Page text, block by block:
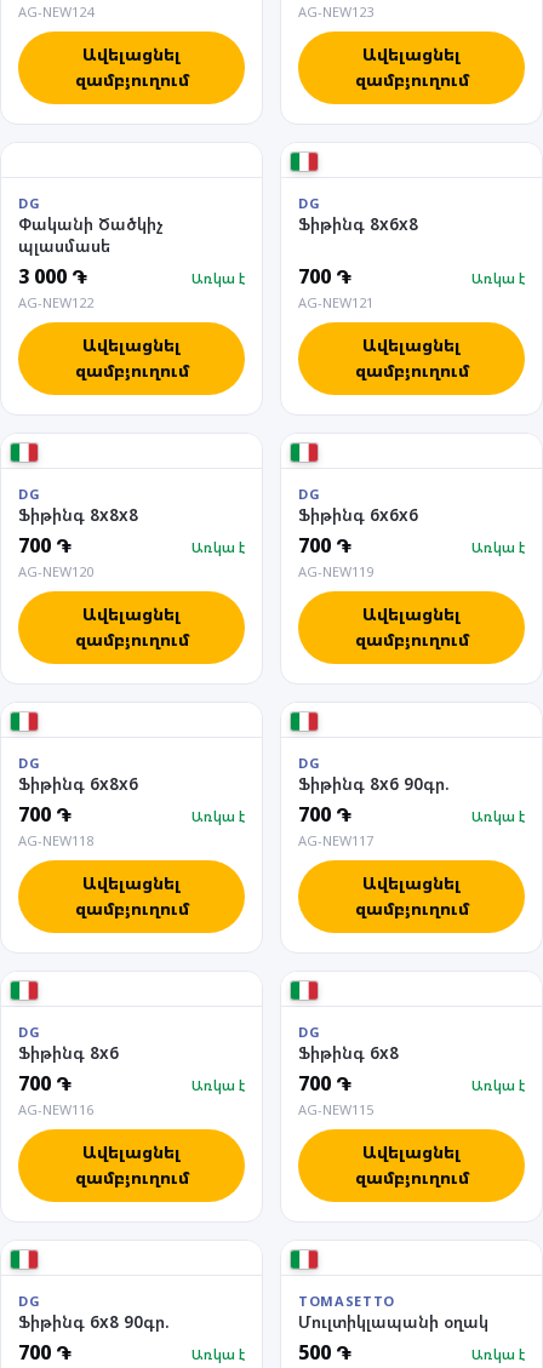
AG-NEW124
Ավելացնել
զամբյուղում
AG-NEW123
Ավելացնել
զամբյուղում
DG
Փականի Ծածկիչ
պլասմասե
3 000 ֏
Առկա է
AG-NEW122
Ավելացնել
զամբյուղում
DG
Ֆիթինգ 8x6x8
700 ֏
Առկա է
AG-NEW121
Ավելացնել
զամբյուղում
DG
Ֆիթինգ 8x8x8
700 ֏
Առկա է
AG-NEW120
Ավելացնել
զամբյուղում
DG
Ֆիթինգ 6x6x6
700 ֏
Առկա է
AG-NEW119
Ավելացնել
զամբյուղում
DG
Ֆիթինգ 6x8x6
700 ֏
Առկա է
AG-NEW118
Ավելացնել
զամբյուղում
DG
Ֆիթինգ 8x6 90գր.
700 ֏
Առկա է
AG-NEW117
Ավելացնել
զամբյուղում
DG
Ֆիթինգ 8x6
700 ֏
Առկա է
AG-NEW116
Ավելացնել
զամբյուղում
DG
Ֆիթինգ 6x8
700 ֏
Առկա է
AG-NEW115
Ավելացնել
զամբյուղում
DG
Ֆիթինգ 6x8 90գր.
700 ֏
Առկա է
TOMASETTO
Մուլտիկլապանի օղակ
500 ֏
Առկա է